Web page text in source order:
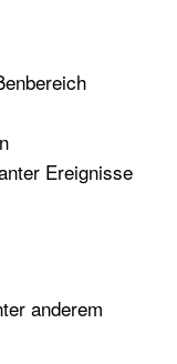
Ereignisse
anderem